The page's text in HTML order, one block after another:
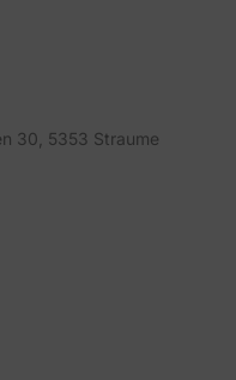
30, 5353 Straume